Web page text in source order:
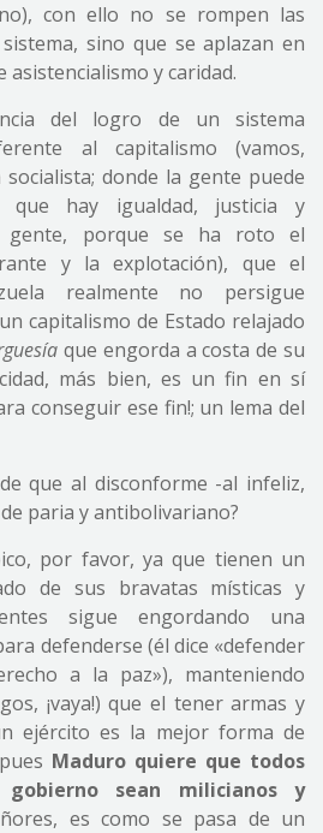
con ello no se rompen las
sino que se aplazan en
asistencialismo y caridad.
del logro de un sistema
al capitalismo (vamos,
donde la gente puede
hay igualdad, justicia y
gente, porque se ha roto el
y la explotación), que el
realmente no persigue
capitalismo de Estado relajado
que engorda a costa de su
más bien, es un fin en sí
conseguir ese fin!; un lema del
que al disconforme -al infeliz,
paria y antibolivariano?
por favor, ya que tienen un
de sus bravatas místicas y
sigue engordando una
defenderse (él dice «defender
a la paz»), manteniendo
¡vaya!) que el tener armas y
ejército es la mejor forma de
Maduro quiere que todos
sean milicianos y
es como se pasa de un